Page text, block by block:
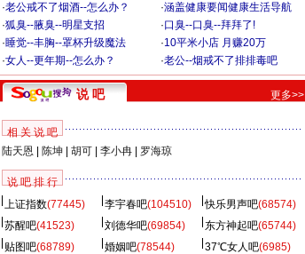
·老公戒不了烟酒--怎么办？ ·涵盖健康要闻健康生活导航
·狐臭--腋臭--明星支招 ·口臭--口臭--拜拜了!
·睡觉--丰胸--罩杯升级魔法 ·10平米小店 月赚20万
·女人--更年期--怎么办？ ·老公--烟戒不了排排毒吧
说 吧 更多>>
相 关 说 吧
陆天恩
陈坤| 胡可| 李小冉| 罗海琼
说 吧 排 行
上证指数(77445) 李宇春吧(104510) 快乐男声吧(68574)
苏醒吧(41523) 刘德华吧(69854) 东方神起吧(65744)
贴图吧(68789) 婚姻吧(78544) 37℃女人吧(6985)